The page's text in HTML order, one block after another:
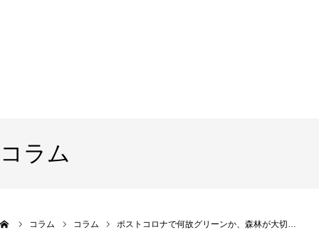
コラム
コラム コラム ポストコロナで何故グリーンか、森林が大切…